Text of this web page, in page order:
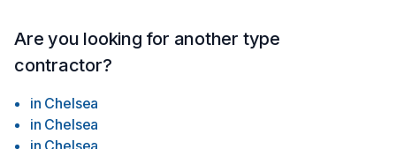
Are you looking for another type
contractor?
in Chelsea
in Chelsea
in Chelsea